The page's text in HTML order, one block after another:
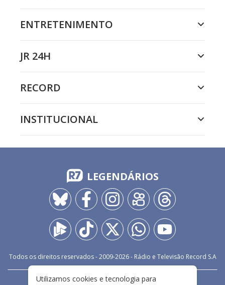
ENTRETENIMENTO
JR 24H
RECORD
INSTITUCIONAL
LEGENDÁRIOS
Todos os direitos reservados - 2009-2026- Rádio e Televisão Record S.A
Utilizamos cookies e tecnologia para